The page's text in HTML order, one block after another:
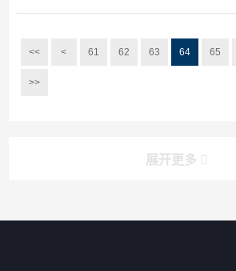
<< < 61 62 63 64 65
>>
展开更多